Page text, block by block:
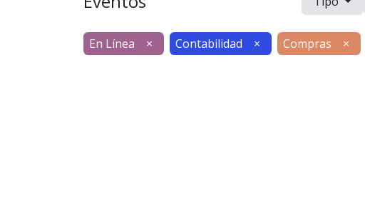
En Línea × Contabilidad × Compras ×